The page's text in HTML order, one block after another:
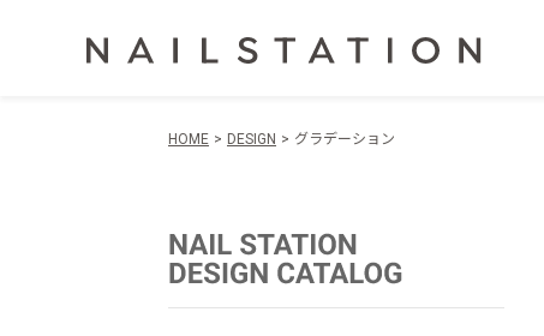
HOME DESIGN グラデーション